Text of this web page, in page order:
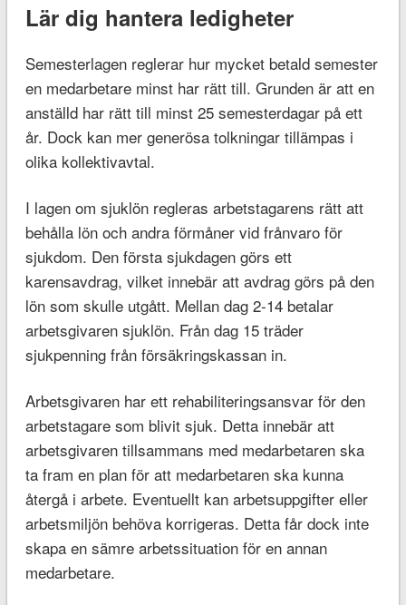
Lär dig hantera ledigheter
Semesterlagen reglerar hur mycket betald semester
en medarbetare minst har rätt till. Grunden är att en
anställd har rätt till minst 25 semesterdagar på ett
år. Dock kan mer generösa tolkningar tillämpas i
olika kollektivavtal.
I lagen om sjuklön regleras arbetstagarens rätt att
behålla lön och andra förmåner vid frånvaro för
sjukdom. Den första sjukdagen görs ett
karensavdrag, vilket innebär att avdrag görs på den
lön som skulle utgått. Mellan dag 2-14 betalar
arbetsgivaren sjuklön. Från dag 15 träder
sjukpenning från försäkringskassan in.
Arbetsgivaren har ett rehabiliteringsansvar för den
arbetstagare som blivit sjuk. Detta innebär att
arbetsgivaren tillsammans med medarbetaren ska
ta fram en plan för att medarbetaren ska kunna
återgå i arbete. Eventuellt kan arbetsuppgifter eller
arbetsmiljön behöva korrigeras. Detta får dock inte
skapa en sämre arbetssituation för en annan
medarbetare.